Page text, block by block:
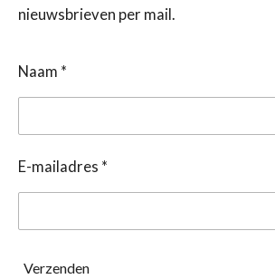
nieuwsbrieven per mail.
Naam *
E-mailadres *
Verzenden